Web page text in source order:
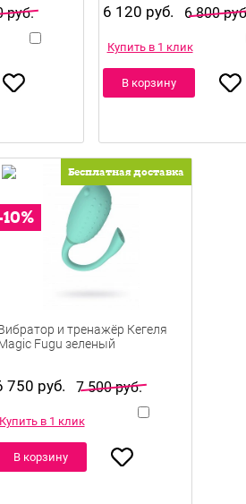
руб. 6 120 руб. 6 800
Купить в 1 клик
В корзину
Бесплатная доставка
750 руб. 7 500 руб.
Купить в 1 клик
В корзину